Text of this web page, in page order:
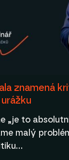
znamená
„je to
malý